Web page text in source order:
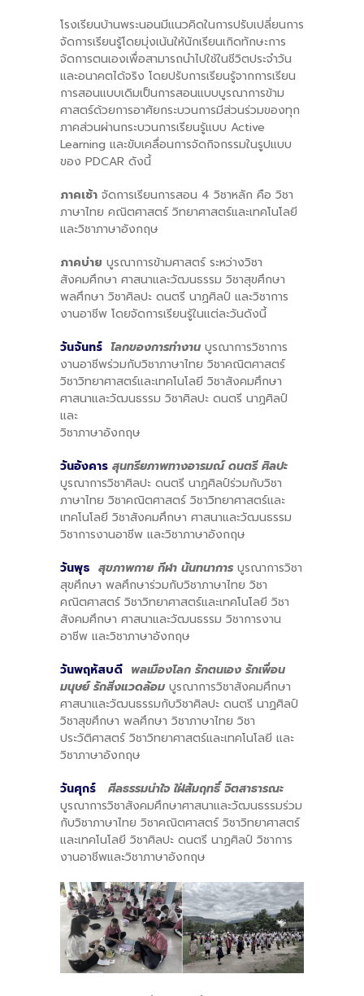
โรงเรียนบ้านพระนอนมีแนวคิดในการปรับเปลี่ยนการ
จัดการเรียนรู้โดยมุ่งเน้นให้นักเรียนเกิดทักษะการ
จัดการตนเองเพื่อสามารถนำไปใช้ในชีวิตประจำวัน
และอนาคตได้จริง โดยปรับการเรียนรู้จากการเรียน
การสอนแบบเดิมเป็นการสอนแบบบูรณาการข้าม
ศาสตร์ด้วยการอาศัยกระบวนการมีส่วนร่วมของทุก
ภาคส่วนผ่านกระบวนการเรียนรู้แบบ Active
Learning และขับเคลื่อนการจัดกิจกรรมในรูปแบบ
ของ PDCAR ดังนี้
ภาคเช้า จัดการเรียนการสอน 4 วิชาหลัก คือ วิชา
ภาษาไทย คณิตศาสตร์ วิทยาศาสตร์และเทคโนโลยี
และวิชาภาษาอังกฤษ
ภาคบ่าย บูรณาการข้ามศาสตร์ ระหว่างวิชา
สังคมศึกษา ศาสนาและวัฒนธรรม วิชาสุขศึกษา
พลศึกษา วิชาศิลปะ ดนตรี นาฏศิลป์ และวิชาการ
งานอาชีพ โดยจัดการเรียนรู้ในแต่ละวันดังนี้
วันจันทร์ โลกของการทำงาน บูรณาการวิชาการ
งานอาชีพร่วมกับวิชาภาษาไทย วิชาคณิตศาสตร์
วิชาวิทยาศาสตร์และเทคโนโลยี วิชาสังคมศึกษา
ศาสนาและวัฒนธรรม วิชาศิลปะ ดนตรี นาฏศิลป์
และ
วิชาภาษาอังกฤษ
วันอังคาร สุนทรียภาพทางอารมณ์ ดนตรี ศิลปะ
บูรณาการวิชาศิลปะ ดนตรี นาฏศิลป์ร่วมกับวิชา
ภาษาไทย วิชาคณิตศาสตร์ วิชาวิทยาศาสตร์และ
เทคโนโลยี วิชาสังคมศึกษา ศาสนาและวัฒนธรรม
วิชาการงานอาชีพ และวิชาภาษาอังกฤษ
วันพุธ สุขภาพกาย กีฬา นันทนาการ บูรณาการวิชา
สุขศึกษา พลศึกษาร่วมกับวิชาภาษาไทย วิชา
คณิตศาสตร์ วิชาวิทยาศาสตร์และเทคโนโลยี วิชา
สังคมศึกษา ศาสนาและวัฒนธรรม วิชาการงาน
อาชีพ และวิชาภาษาอังกฤษ
วันพฤหัสบดี พลเมืองโลก รักตนเอง รักเพื่อน
มนุษย์ รักสิ่งแวดล้อม บูรณาการวิชาสังคมศึกษา
ศาสนาและวัฒนธรรมกับวิชาศิลปะ ดนตรี นาฏศิลป์
วิชาสุขศึกษา พลศึกษา วิชาภาษาไทย วิชา
ประวัติศาสตร์ วิชาวิทยาศาสตร์และเทคโนโลยี และ
วิชาภาษาอังกฤษ
วันศุกร์
ศีลธรรมนำใจ ใฝ่สัมฤทธิ์ จิตสาธารณะ
บูรณาการวิชาสังคมศึกษาศาสนาและวัฒนธรรมร่วม
กับวิชาภาษาไทย วิชาคณิตศาสตร์ วิชาวิทยาศาสตร์
และเทคโนโลยี วิชาศิลปะ ดนตรี นาฏศิลป์ วิชาการ
งานอาชีพและวิชาภาษาอังกฤษ